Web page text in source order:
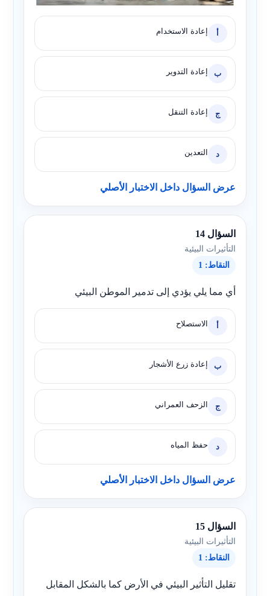
إعادة الاستخدام
ب إعادة التدوير
ج إعادة التنقل
د التعدين
عرض السؤال داخل الاختبار الأصلي
السؤال 14
التأثيرات البيئية
النقاط: 1
أي مما يلي يؤدي إلى تدمير الموطن البيئي
الاستصلاح
ب إعادة زرع الأشجار
ج الزحف العمراني
د حفظ المياه
عرض السؤال داخل الاختبار الأصلي
السؤال 15
التأثيرات البيئية
النقاط: 1
تقليل التأثير البيئي في الأرض كما بالشكل المقابل